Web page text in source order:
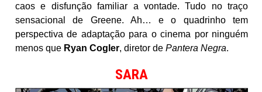
caos e disfunção familiar a vontade. Tudo no traço
sensacional de Greene. Ah… e o quadrinho tem
perspectiva de adaptação para o cinema por ninguém
menos que Ryan Cogler, diretor de Pantera Negra.
SARA